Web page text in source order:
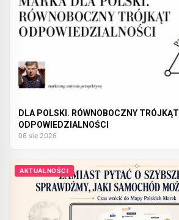
DLA POLSKI. RÓWNOBOCZNY TRÓJKĄT
ODPOWIEDZIALNOŚCI
06 sie 2026
AKTUALNOŚCI